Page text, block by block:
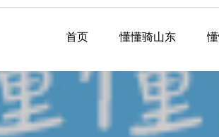
懂懂日记
懂懂日记网每天同步更新懂懂学习群内容
首页 懂懂骑山东